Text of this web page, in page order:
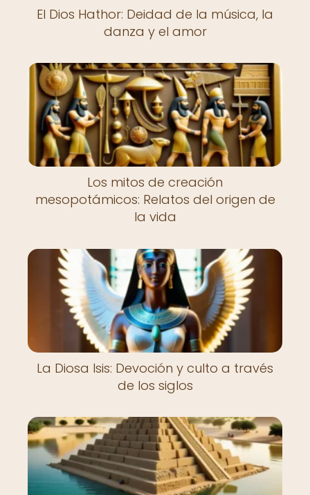
El Dios Hathor: Deidad de la música, la
danza y el amor
Los mitos de creación
mesopotámicos: Relatos del origen de
la vida
La Diosa Isis: Devoción y culto a través
de los siglos